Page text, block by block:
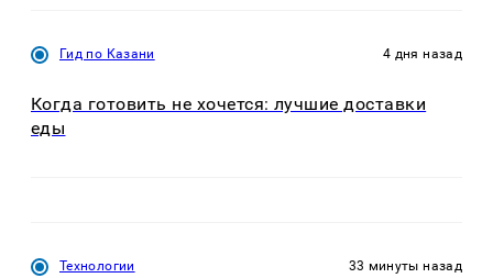
Гид по Казани 4 дня назад
Когда готовить не хочется: лучшие доставки
еды
Технологии 33 минуты назад